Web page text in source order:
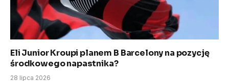
Eli Junior Kroupi planem B Barcelony na pozycję
środkowego napastnika?
28 lipca 2026